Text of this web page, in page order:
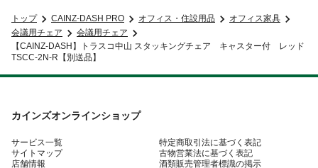
トップ CAINZ-DASH PRO オフィス・住設用品
オフィス家具
会議用チェア
会議用チェア
【CAINZ-DASH】トラスコ中山 スタッキングチェア キャスター付 レッド
TSCC-2N-R【別送品】
カインズオンラインショップ
サービス一覧
サイトマップ
店舗情報
特定商取引法に基づく表記
古物営業法に基づく表記
酒類販売管理者標識の掲示